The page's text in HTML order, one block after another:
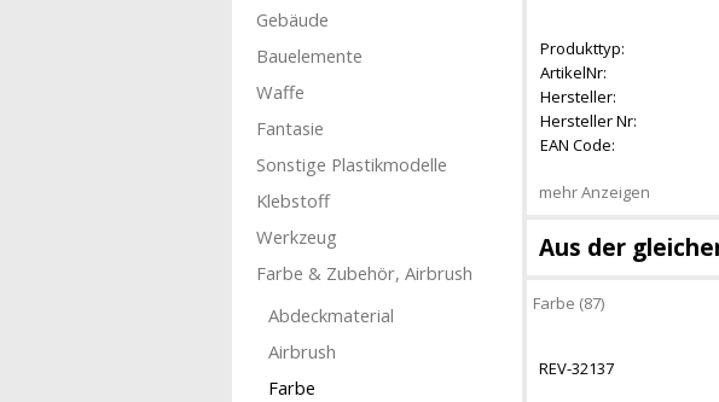
Gebäude
Bauelemente
Waffe
Fantasie
Sonstige Plastikmodelle
Klebstoff
Werkzeug
Farbe & Zubehör, Airbrush
Abdeckmaterial
Airbrush
Farbe
Produkttyp:
ArtikelNr:
Hersteller:
Hersteller Nr:
EAN Code:
mehr Anzeigen
Aus der
Farbe (87)
REV-32137